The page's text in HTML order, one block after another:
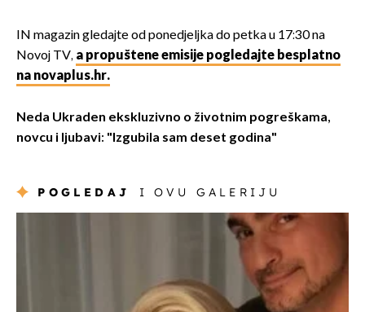
IN magazin gledajte od ponedjeljka do petka u 17:30 na
Novoj TV, a propuštene emisije pogledajte besplatno
na novaplus.hr.
Neda Ukraden ekskluzivno o životnim pogreškama,
novcu i ljubavi: "Izgubila sam deset godina"
POGLEDAJ I OVU GALERIJU